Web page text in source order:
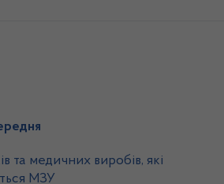
та медичних виробів, які
МЗУ